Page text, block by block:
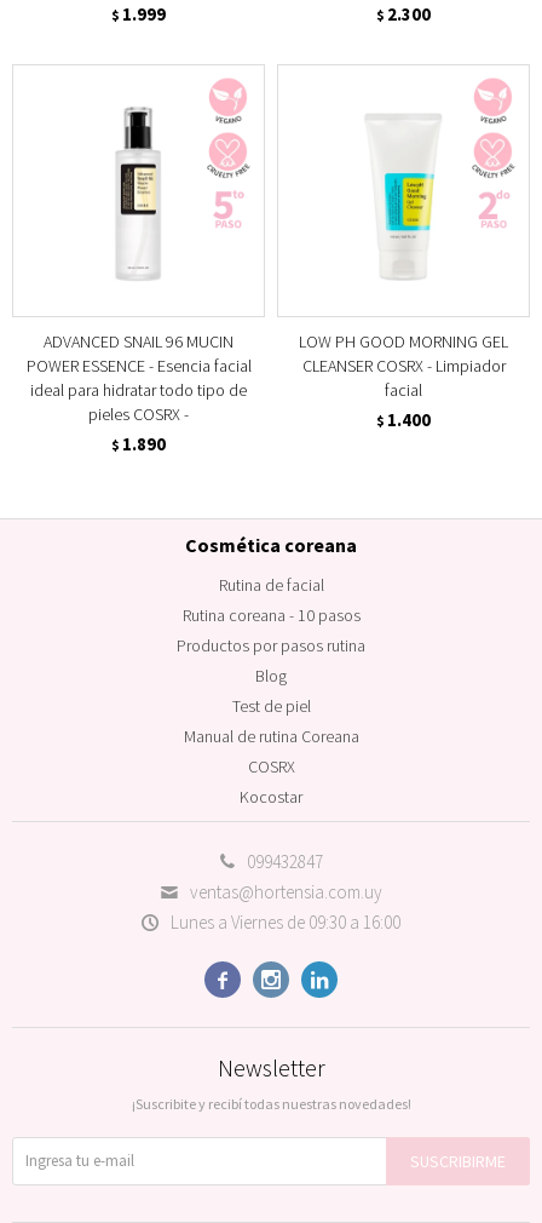
$ 1.999 $ 2.300
ADVANCED SNAIL 96 MUCIN
POWER ESSENCE - Esencia facial
ideal para hidratar todo tipo de
pieles COSRX -
$ 1.890
LOW PH GOOD MORNING GEL
CLEANSER COSRX - Limpiador
facial
$ 1.400
099432847
ventas@hortensia.com.uy
Lunes a Viernes de 09:30 a 16:00
  
Cosmética coreana
Rutina de facial
Rutina coreana - 10 pasos
Productos por pasos rutina
Blog
Test de piel
Manual de rutina Coreana
COSRX
Kocostar
Newsletter
¡Suscribite y recibí todas nuestras novedades!
SUSCRIBIRME